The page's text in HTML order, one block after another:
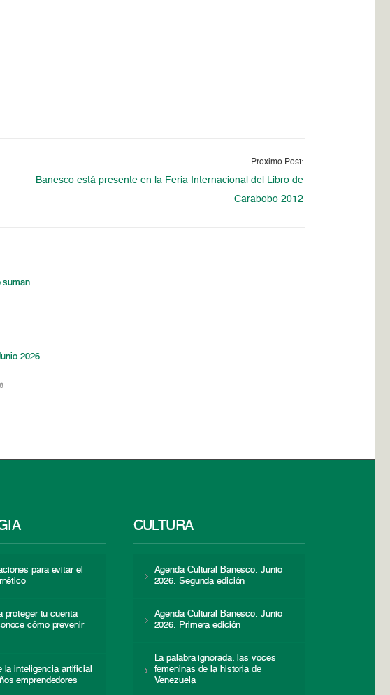
Proximo Post:
Banesco está presente en la Feria Internacional del Libro de
Carabobo 2012
suman
2026.
para evitar el
proteger tu cuenta
cómo prevenir
la inteligencia artificial
emprendedores
CULTURA
Agenda Cultural Banesco. Junio
2026. Segunda edición
Agenda Cultural Banesco. Junio
2026. Primera edición
La palabra ignorada: las voces
femeninas de la historia de
Venezuela